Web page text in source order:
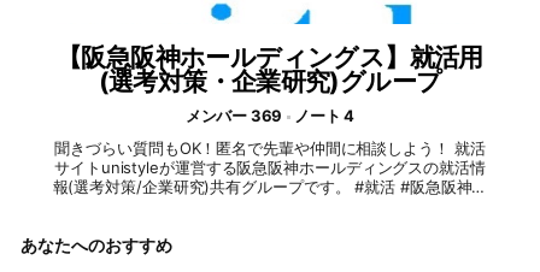
【阪急阪神ホールディングス】就活用
(選考対策・企業研究)グループ
メンバー 369
ノート 4
聞きづらい質問もOK！匿名で先輩や仲間に相談しよう！ 就活
サイトunistyleが運営する阪急阪神ホールディングスの就活情
報(選考対策/企業研究)共有グループです。 #就活 #阪急阪神ホ
ト #自己分析 #業界研究 #企業研究 #自己PR #ガクチカ #学生
あなたへのおすすめ